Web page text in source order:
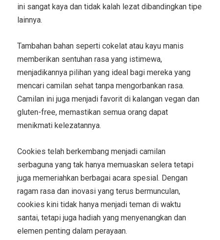
ini sangat kaya dan tidak kalah lezat dibandingkan tipe
lainnya.
Tambahan bahan seperti cokelat atau kayu manis
memberikan sentuhan rasa yang istimewa,
menjadikannya pilihan yang ideal bagi mereka yang
mencari camilan sehat tanpa mengorbankan rasa.
Camilan ini juga menjadi favorit di kalangan vegan dan
gluten-free, memastikan semua orang dapat
menikmati kelezatannya.
Cookies telah berkembang menjadi camilan
serbaguna yang tak hanya memuaskan selera tetapi
juga memeriahkan berbagai acara spesial. Dengan
ragam rasa dan inovasi yang terus bermunculan,
cookies kini tidak hanya menjadi teman di waktu
santai, tetapi juga hadiah yang menyenangkan dan
elemen penting dalam perayaan.